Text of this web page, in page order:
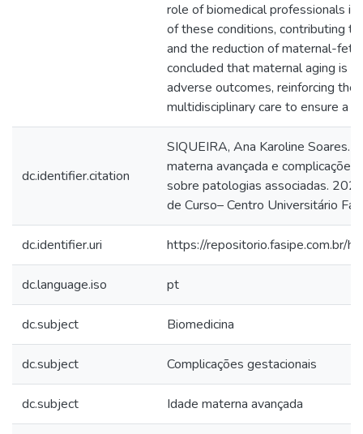
role of biomedical professionals
of these conditions, contributing
and the reduction of maternal-
concluded that maternal aging is
adverse outcomes, reinforcing the
multidisciplinary care to ensure a
dc.identifier.citation
SIQUEIRA, Ana Karoline Soares.
materna avançada e
sobre patologias associadas.
de Curso– Centro Universitário
dc.identifier.uri https://repositorio.fasipe.com.br/
dc.language.iso pt
dc.subject Biomedicina
dc.subject Complicações gestacionais
dc.subject Idade materna avançada